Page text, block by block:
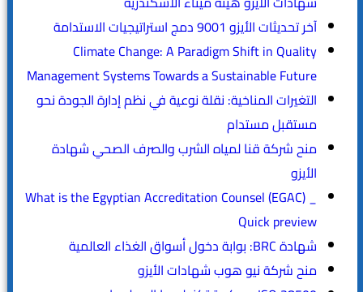
آخر تحديثات الأيزو 9001 دمج استراتيجيات الاستدامة
Climate Change: A Paradigm Shift in Quality
Management Systems Towards a Sustainable Future
التغيرات المناخية: نقلة نوعية في نظم إدارة الجودة نحو
مستقبل مستدام
منح شركة قنا لمياه الشرب والصرف الصحي شهادة
الأيزو
What is the Egyptian Accreditation Counsel (EGAC) _
Quick preview
شهادة BRC: بوابة دخول أسواق الغذاء العالمية
منح شركة نيو هوب شهادات الأيزو